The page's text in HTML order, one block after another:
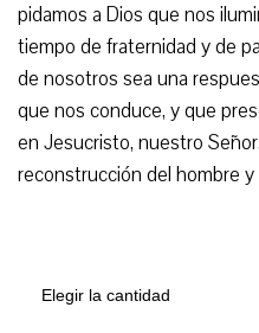
pidamos a Dios que nos
tiempo de fraternidad y de
de nosotros sea una
que nos conduce, y que
en Jesucristo, nuestro
reconstrucción del hombre y